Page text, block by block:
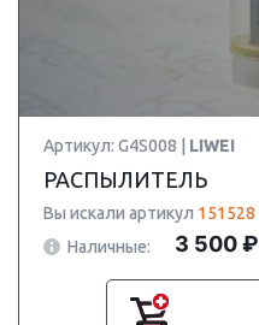
Артикул: G4S008 | LIWEI
РАСПЫЛИТЕЛЬ
Вы искали артикул 151528
Наличные:
3 500 ₽